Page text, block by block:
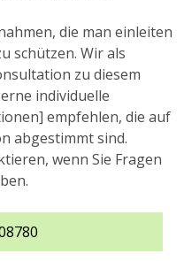
die man einleiten
schützen. Wir als
zu diesem
individuelle
empfehlen, die auf
abgestimmt sind.
wenn Sie Fragen